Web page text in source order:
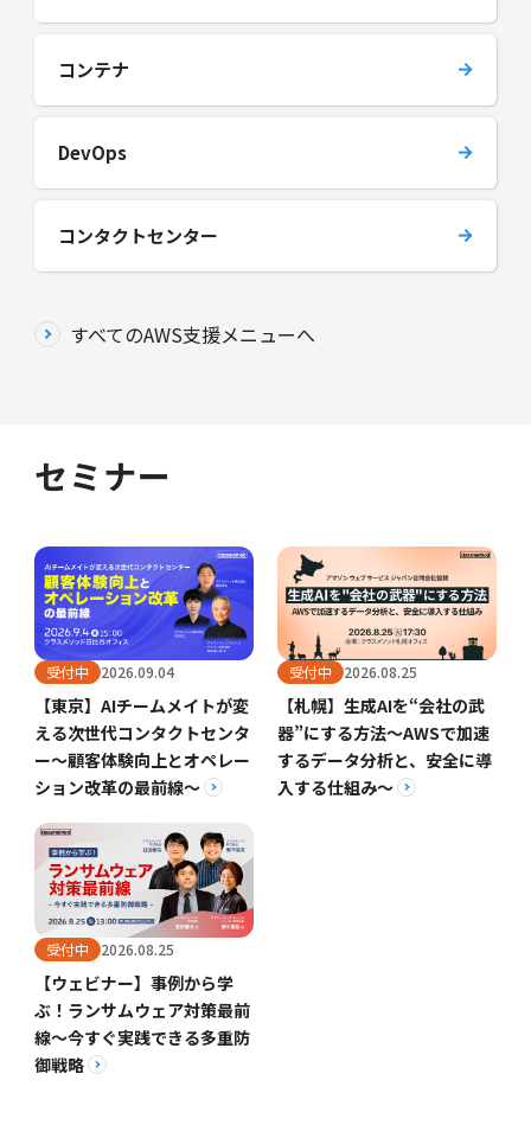
コンテナ
DevOps
コンタクトセンター
すべてのAWS支援メニューへ
セミナー
受付中 2026.09.04
【東京】AIチームメイトが変
える次世代コンタクトセンタ
ー～顧客体験向上とオペレー
ション改革の最前線～
受付中 2026.08.25
【札幌】生成AIを“会社の武
器”にする方法〜AWSで加速
するデータ分析と、安全に導
入する仕組み〜
受付中 2026.08.25
【ウェビナー】事例から学
ぶ！ランサムウェア対策最前
線～今すぐ実践できる多重防
御戦略